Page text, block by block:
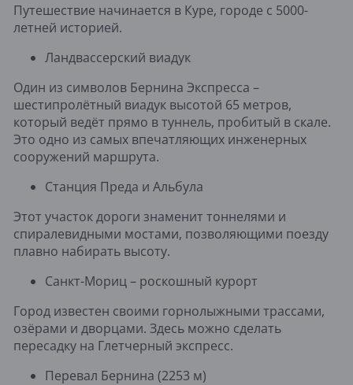
Путешествие начинается в Куре, городе с 5000-
летней историей.
Ландвассерский виадук
Один из символов Бернина Экспресса –
шестипролётный виадук высотой 65 метров,
который ведёт прямо в туннель, пробитый в скале.
Это одно из самых впечатляющих инженерных
сооружений маршрута.
Станция Преда и Альбула
Этот участок дороги знаменит тоннелями и
спиралевидными мостами, позволяющими поезду
плавно набирать высоту.
Санкт-Мориц – роскошный курорт
Город известен своими горнолыжными трассами,
озёрами и дворцами. Здесь можно сделать
пересадку на Глетчерный экспресс.
Перевал Бернина (2253 м)